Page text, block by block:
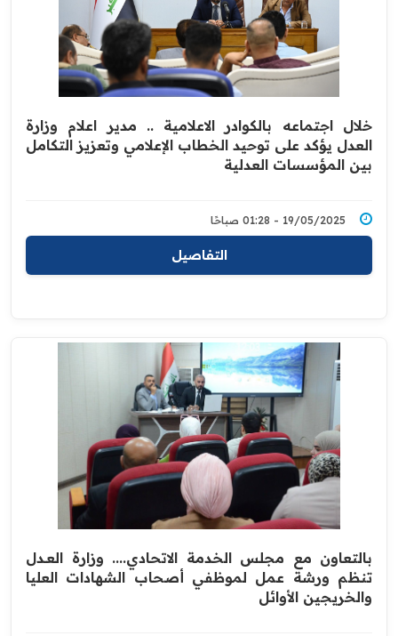
خلال اجتماعه بالكوادر الاعلامية .. مدير اعلام وزارة
العدل يؤكد على توحيد الخطاب الإعلامي وتعزيز التكامل
بين المؤسسات العدلية
19/05/2025 - 01:28 صباحًا
التفاصيل
بالتعاون مع مجلس الخدمة الاتحادي.... وزارة العــدل
تنظم ورشة عمل لموظفي أصحاب الشهادات العليا
والخريجين الأوائل